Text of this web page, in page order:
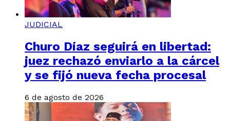
JUDICIAL
Churo Díaz seguirá en libertad:
juez rechazó enviarlo a la cárcel
y se fijó nueva fecha procesal
6 de agosto de 2026